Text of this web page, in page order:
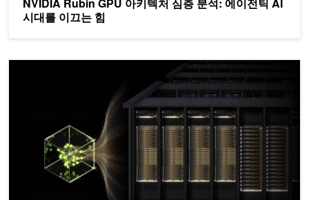
시대를 이끄는 힘
NVIDIA GB300 NVL72에서 MoE 사전 학습 세계 기록 수립